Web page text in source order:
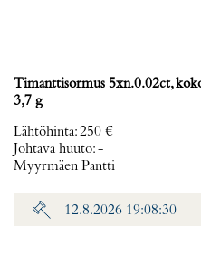
Timanttisormus 5xn.0.02ct,
3,7 g
Lähtöhinta:250 €
Johtava huuto:-
Myyrmäen Pantti
12.8.2026 19:08:30